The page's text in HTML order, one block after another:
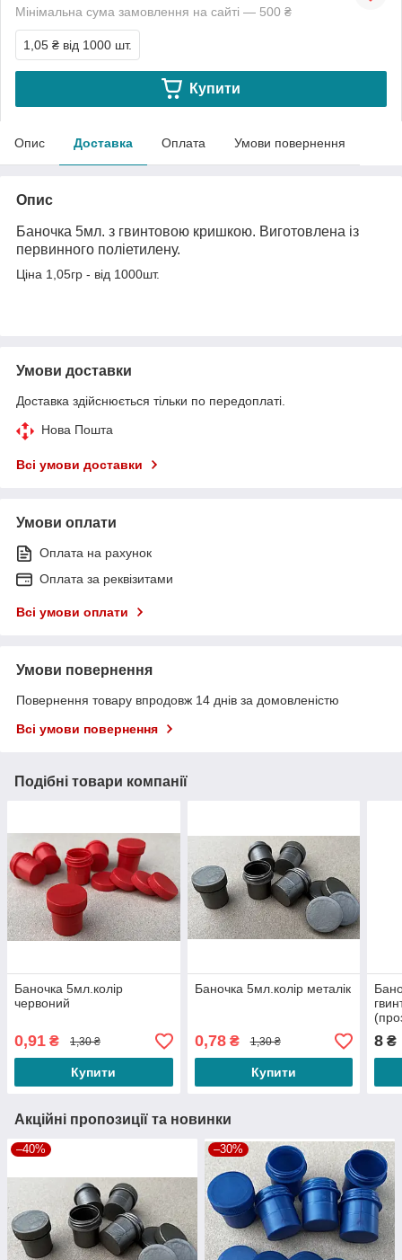
Мінімальна сума замовлення на сайті — 500 ₴
1,05 ₴ від 1000 шт.
Купити
Опис Доставка Оплата Умови повернення
Опис
Баночка 5мл. з гвинтовою кришкою. Виготовлена ​​із
первинного поліетилену.
Ціна 1,05гр - від 1000шт.
Умови доставки
Доставка здійснюється тільки по передоплаті.
Нова Пошта
Всі умови доставки
Умови оплати
Оплата на рахунок
Оплата за реквізитами
Всі умови оплати
Умови повернення
Повернення товару впродовж 14 днів за домовленістю
Всі умови повернення
Подібні товари компанії
Баночка 5мл.колір
червоний
0,91 ₴ 1,30 ₴
Купити
Баночка 5мл.колір металік
0,78₴ 1,30 ₴
Купити
8 ₴
Акційні пропозиції та новинки
–40% –30%